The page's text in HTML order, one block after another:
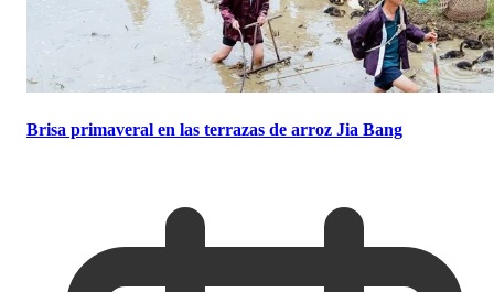
Brisa primaveral en las terrazas de arroz Jia Bang